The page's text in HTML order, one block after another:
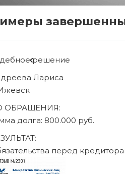
решение
Людмила
Ижевск
ОБРАЩЕНИЯ:
долга: 470.000 руб.
перед